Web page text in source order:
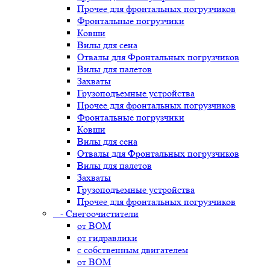
Прочее для фронтальных погрузчиков
Фронтальные погрузчики
Ковши
Вилы для сена
Отвалы для Фронтальных погрузчиков
Вилы для палетов
Захваты
Грузоподъемные устройства
Прочее для фронтальных погрузчиков
Фронтальные погрузчики
Ковши
Вилы для сена
Отвалы для Фронтальных погрузчиков
Вилы для палетов
Захваты
Грузоподъемные устройства
Прочее для фронтальных погрузчиков
- Снегоочистители
от ВОМ
от гидравлики
с собственным двигателем
от ВОМ